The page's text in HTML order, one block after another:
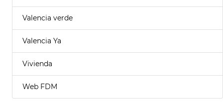
Valencia verde
Valencia Ya
Vivienda
Web FDM